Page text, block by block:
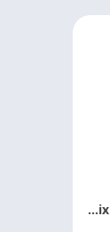
تحميل نتفلكس 2027 Netflix APK اخر اصدار